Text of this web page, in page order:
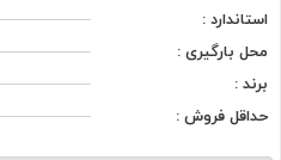
استاندارد :
محل بارگیری :
برند :
حداقل فروش :